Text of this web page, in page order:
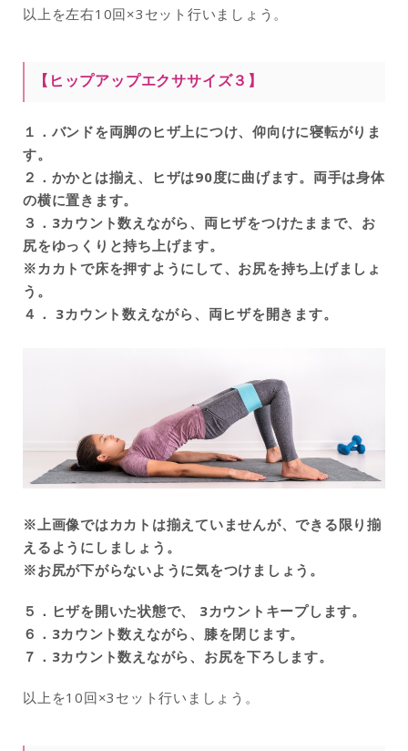
以上を左右10回×3 セット行いましょう。
【ヒップアップエクササイズ３】
１．バンドを両脚のヒザ上につけ、仰向けに寝転がりま
す。
２．かかとは揃え、ヒザは90度に曲げます。両手は身体
の横に置きます。
３．3カウント数えながら、両ヒザをつけたままで、お
尻をゆっくりと持ち上げます。
※カカトで床を押すようにして、お尻を持ち上げましょ
う。
４． 3カウント数えながら、両ヒザを開きます。
※上画像ではカカトは揃えていませんが、できる限り揃
えるようにしましょう。
※お尻が下がらないように気をつけましょう。
５．ヒザを開いた状態で、 3カウントキープします。
６．3カウント数えながら、膝を閉じます。
７．3カウント数えながら、お尻を下ろします。
以上を10回×3セット行いましょう。